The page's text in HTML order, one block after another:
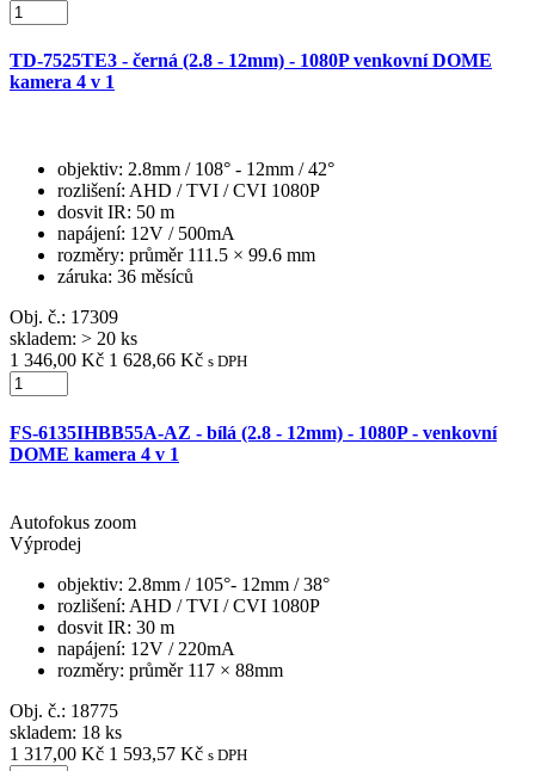
TD-7525TE3 - černá (2.8 - 12mm) - 1080P venkovní DOME
kamera 4 v 1
objektiv: 2.8mm / 108° - 12mm / 42°
rozlišení: AHD / TVI / CVI 1080P
dosvit IR: 50 m
napájení: 12V / 500mA
rozměry: průměr 111.5 × 99.6 mm
záruka: 36 měsíců
Obj. č.: 17309
skladem: > 20 ks
1 346,00 Kč 1 628,66 Kč s DPH
FS-6135IHBB55A-AZ - bílá (2.8 - 12mm) - 1080P - venkovní
DOME kamera 4 v 1
Autofokus zoom
Výprodej
objektiv: 2.8mm / 105°- 12mm / 38°
rozlišení: AHD / TVI / CVI 1080P
dosvit IR: 30 m
napájení: 12V / 220mA
rozměry: průměr 117 × 88mm
Obj. č.: 18775
skladem: 18 ks
1 317,00 Kč 1 593,57 Kč s DPH